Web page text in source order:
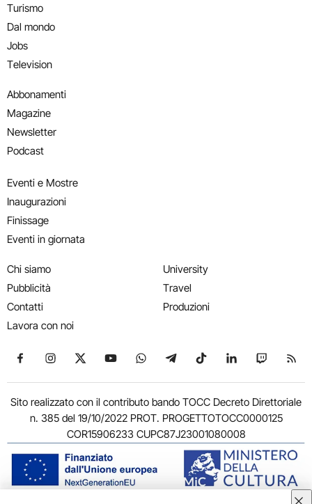
Turismo
Dal mondo
Jobs
Television
Abbonamenti
Magazine
Newsletter
Podcast
Eventi e Mostre
Inaugurazioni
Finissage
Eventi in giornata
Chi siamo
Pubblicità
Contatti
Lavora con noi
University
Travel
Produzioni
Seguici su Facebook
Seguici su Instagram
Seguici su X
Seguici su YouTube
Seguici su WhatsApp
Seguici su Telegram
Seguici su TikTok
Seguici su
Seguici
Sito realizzato con il contributo bando TOCC Decreto Direttoriale
n. 385 del 19/10/2022 PROT. PROGETTOTOCC0000125
COR15906233 CUPC87J23001080008